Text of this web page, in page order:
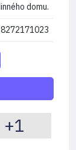
domu.
8272171023
+1